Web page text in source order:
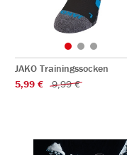
JAKO Trainingssocken
5,99 €
9,99 €